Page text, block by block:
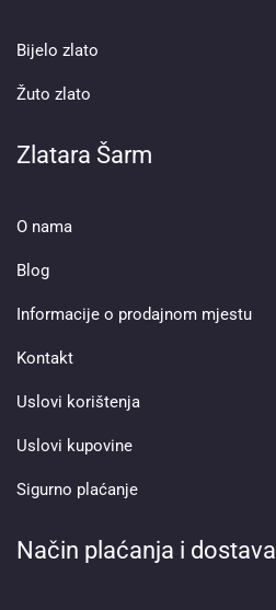
Bijelo zlato
Žuto zlato
Zlatara Šarm
O nama
Blog
Informacije o prodajnom mjestu
Kontakt
Uslovi korištenja
Uslovi kupovine
Sigurno plaćanje
Način plaćanja i dostava